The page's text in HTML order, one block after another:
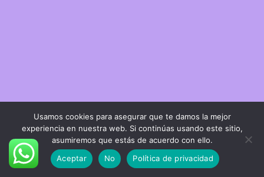
Usamos cookies para asegurar que te damos la mejor
experiencia en nuestra web. Si continúas usando este sitio,
asumiremos que estás de acuerdo con ello.
Aceptar
No Política de privacidad